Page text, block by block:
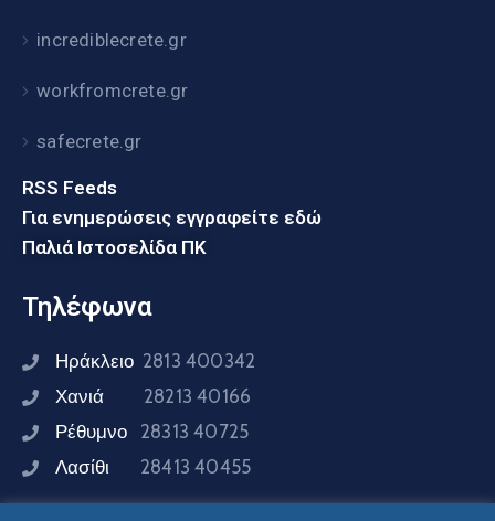
incrediblecrete.gr
workfromcrete.gr
safecrete.gr
RSS Feeds
Για ενημερώσεις εγγραφείτε εδώ
Παλιά Ιστοσελίδα ΠΚ
Τηλέφωνα
Ηράκλειο 2813 400342
Χανιά 28213 40166
Ρέθυμνο 28313 40725
Λασίθι 28413 40455